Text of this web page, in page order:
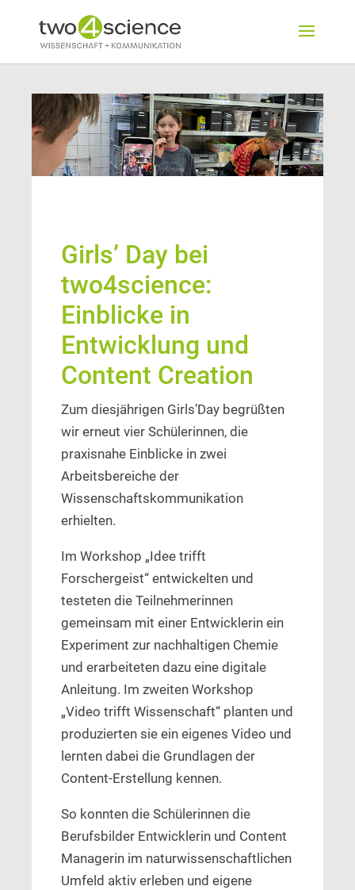
Girls’ Day bei
two4science:
Einblicke in
Entwicklung und
Content Creation
Zum diesjährigen Girls’Day begrüßten
wir erneut vier Schülerinnen, die
praxisnahe Einblicke in zwei
Arbeitsbereiche der
Wissenschaftskommunikation
erhielten.
Im Workshop „Idee trifft
Forschergeist“ entwickelten und
testeten die Teilnehmerinnen
gemeinsam mit einer Entwicklerin ein
Experiment zur nachhaltigen Chemie
und erarbeiteten dazu eine digitale
Anleitung. Im zweiten Workshop
„Video trifft Wissenschaft“ planten und
produzierten sie ein eigenes Video und
lernten dabei die Grundlagen der
Content-Erstellung kennen.
So konnten die Schülerinnen die
Berufsbilder Entwicklerin und Content
Managerin im naturwissenschaftlichen
Umfeld aktiv erleben und eigene